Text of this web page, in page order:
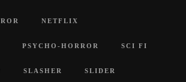
NETFLIX
PSYCHO-HORROR SCI FI
SLASHER SLIDER